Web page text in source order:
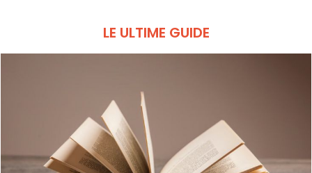
LE ULTIME GUIDE